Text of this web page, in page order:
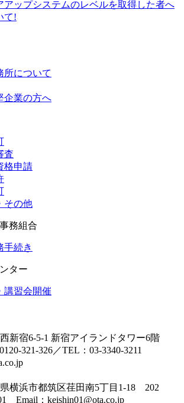
アップシステムのレベルを取得した者へ
て!
所について
企業の方へ
査
格申請
その他
務組合
手続き
ター
講習会開催
新宿6-5-1 新宿アイランドタワー6階
321-326／TEL：03-3340-3211
県横浜市都筑区荏田南5丁目1-18 202
Email：keishin01@ota.co.jp